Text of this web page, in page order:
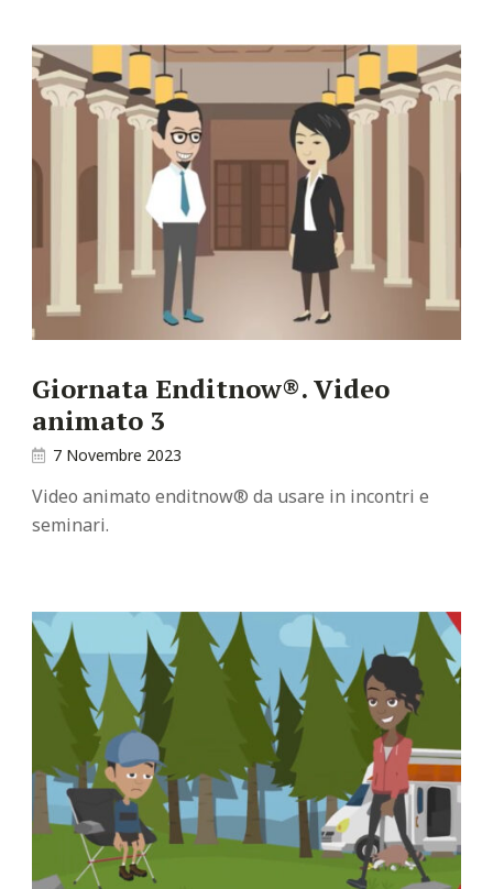
Giornata Enditnow®. Video
animato 3
7 Novembre 2023
Video animato enditnow® da usare in incontri e
seminari.